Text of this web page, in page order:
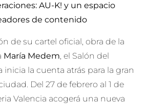
AU-K! y un espacio
de contenido
de su cartel oficial, obra de la
María Medem , el Salón del
inicia la cuenta atrás para la gran
Del 27 de febrero al 1 de
Valencia acogerá una nueva